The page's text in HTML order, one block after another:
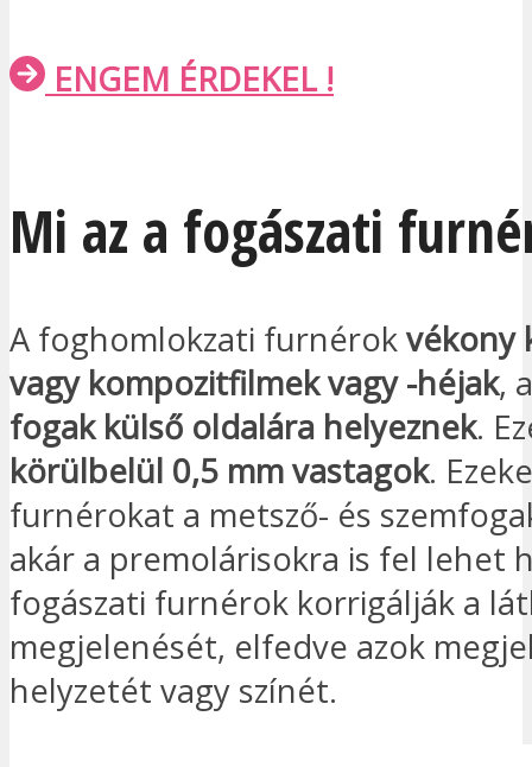
ENGEM ÉRDEKEL !
Mi az a fogászati
A foghomlokzati furnérokvékony
vagy kompozitfilmek vagy -héjak,
fogak külső oldalára helyeznek.
körülbelül 0,5 mm vastagok.
furnérokat a metsző- és
akár a premolárisokra is fel lehet
fogászati furnérok korrigálják a
megjelenését, elfedve azok
helyzetét vagy színét.